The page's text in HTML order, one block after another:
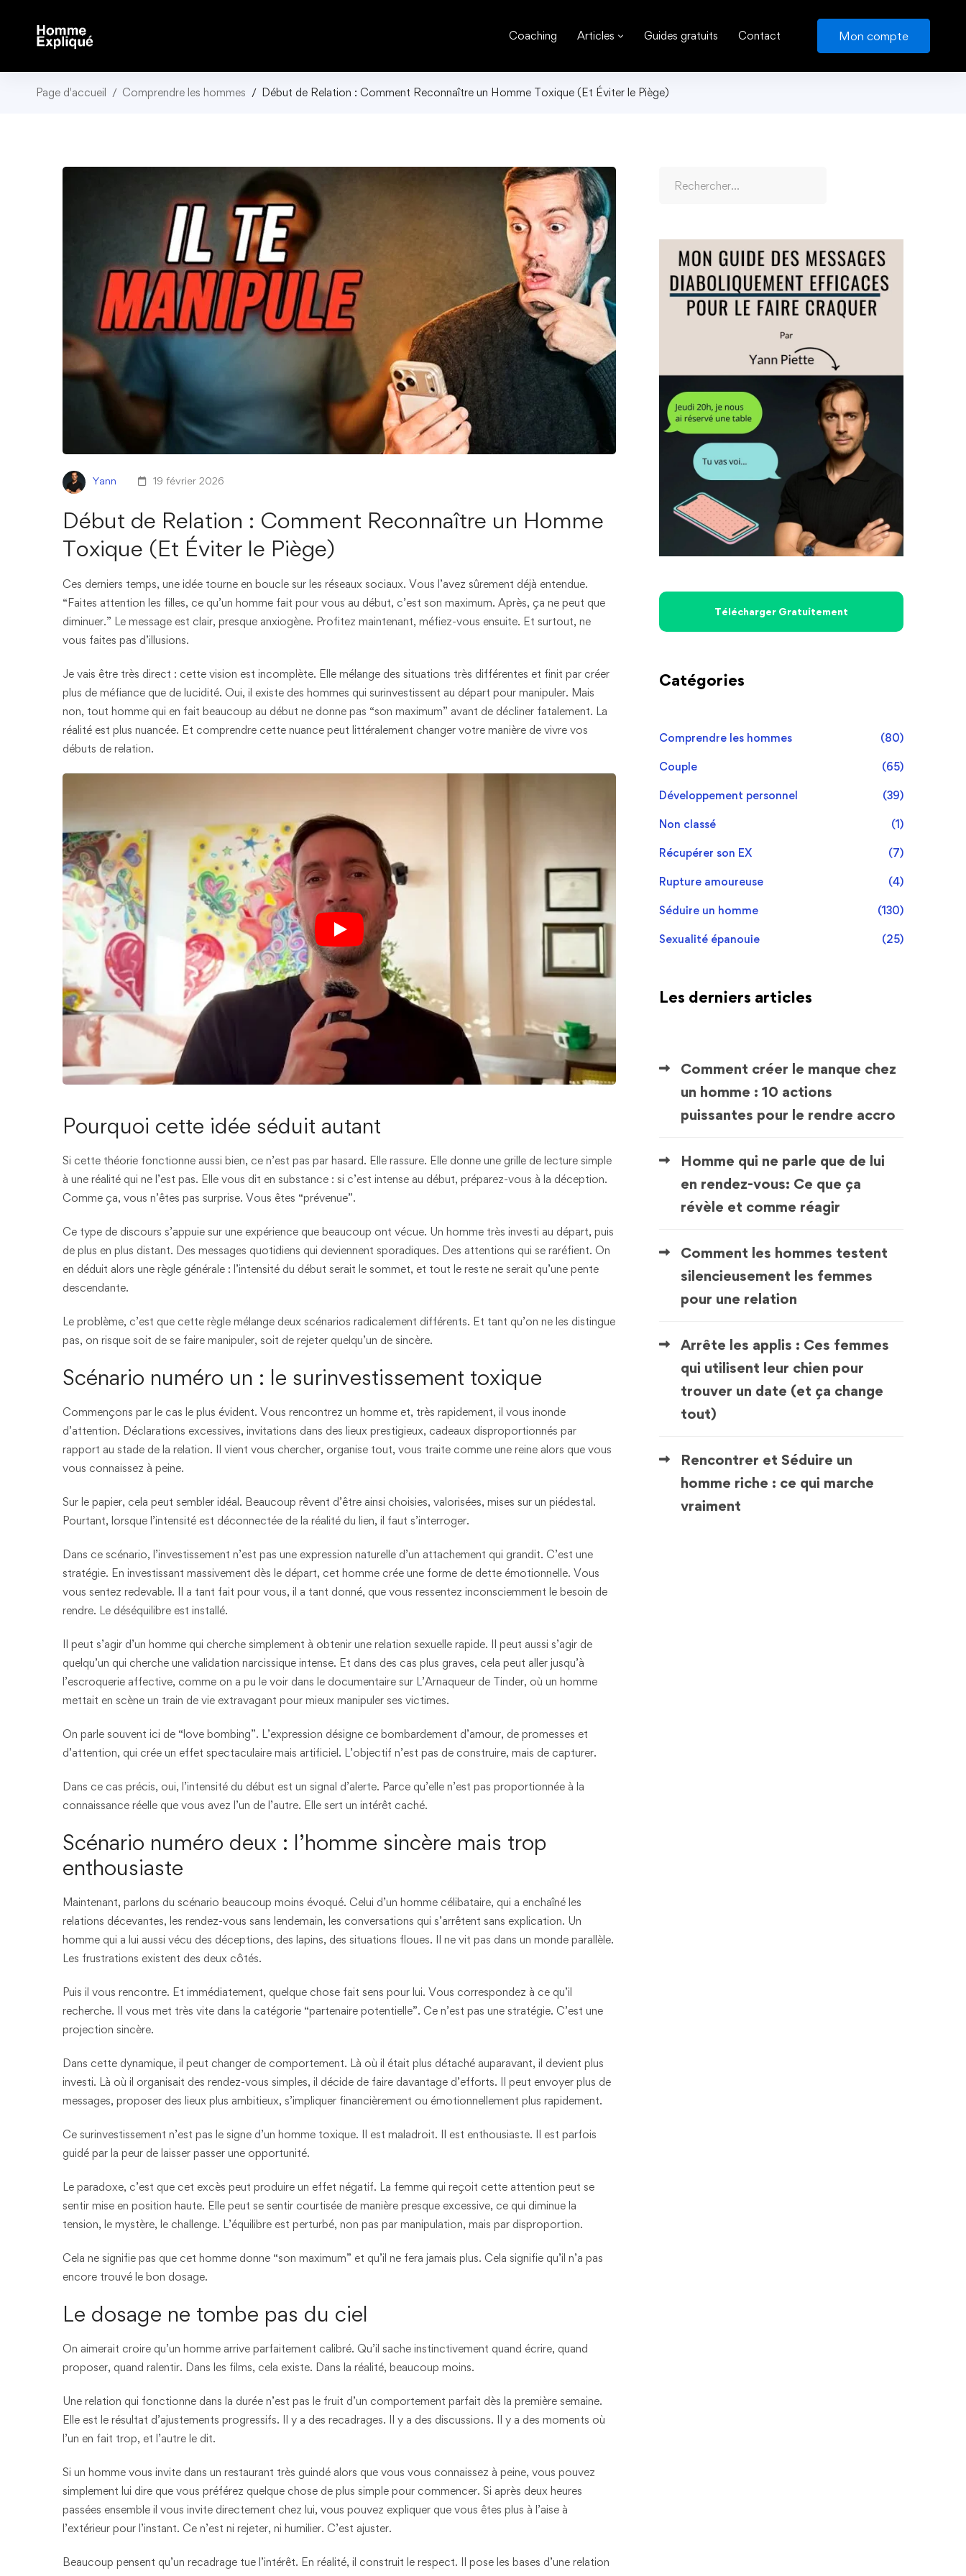
Coaching Articles Guides gratuits Contact Mon compte
Page d'accueil Comprendre les hommes Début de Relation : Comment Reconnaître un Homme Toxique (Et Éviter le Piège)
Yann 19 février 2026
Début de Relation : Comment Reconnaître un Homme
Toxique (Et Éviter le Piège)
Ces derniers temps, une idée tourne en boucle sur les réseaux sociaux. Vous l’avez sûrement déjà entendue.
“Faites attention les filles, ce qu’un homme fait pour vous au début, c’est son maximum. Après, ça ne peut que
diminuer.” Le message est clair, presque anxiogène. Profitez maintenant, méfiez-vous ensuite. Et surtout, ne
vous faites pas d’illusions.
Je vais être très direct : cette vision est incomplète. Elle mélange des situations très différentes et finit par créer
plus de méfiance que de lucidité. Oui, il existe des hommes qui surinvestissent au départ pour manipuler. Mais
non, tout homme qui en fait beaucoup au début ne donne pas “son maximum” avant de décliner fatalement. La
réalité est plus nuancée. Et comprendre cette nuance peut littéralement changer votre manière de vivre vos
débuts de relation.
Pourquoi cette idée séduit autant
Si cette théorie fonctionne aussi bien, ce n’est pas par hasard. Elle rassure. Elle donne une grille de lecture simple
à une réalité qui ne l’est pas. Elle vous dit en substance : si c’est intense au début, préparez-vous à la déception.
Comme ça, vous n’êtes pas surprise. Vous êtes “prévenue”.
Ce type de discours s’appuie sur une expérience que beaucoup ont vécue. Un homme très investi au départ, puis
de plus en plus distant. Des messages quotidiens qui deviennent sporadiques. Des attentions qui se raréfient. On
en déduit alors une règle générale : l’intensité du début serait le sommet, et tout le reste ne serait qu’une pente
descendante.
Le problème, c’est que cette règle mélange deux scénarios radicalement différents. Et tant qu’on ne les distingue
pas, on risque soit de se faire manipuler, soit de rejeter quelqu’un de sincère.
Scénario numéro un : le surinvestissement toxique
Commençons par le cas le plus évident. Vous rencontrez un homme et, très rapidement, il vous inonde
d’attention. Déclarations excessives, invitations dans des lieux prestigieux, cadeaux disproportionnés par
rapport au stade de la relation. Il vient vous chercher, organise tout, vous traite comme une reine alors que vous
vous connaissez à peine.
Sur le papier, cela peut sembler idéal. Beaucoup rêvent d’être ainsi choisies, valorisées, mises sur un piédestal.
Pourtant, lorsque l’intensité est déconnectée de la réalité du lien, il faut s’interroger.
Dans ce scénario, l’investissement n’est pas une expression naturelle d’un attachement qui grandit. C’est une
stratégie. En investissant massivement dès le départ, cet homme crée une forme de dette émotionnelle. Vous
vous sentez redevable. Il a tant fait pour vous, il a tant donné, que vous ressentez inconsciemment le besoin de
rendre. Le déséquilibre est installé.
Il peut s’agir d’un homme qui cherche simplement à obtenir une relation sexuelle rapide. Il peut aussi s’agir de
quelqu’un qui cherche une validation narcissique intense. Et dans des cas plus graves, cela peut aller jusqu’à
l’escroquerie affective, comme on a pu le voir dans le documentaire sur L’Arnaqueur de Tinder, où un homme
mettait en scène un train de vie extravagant pour mieux manipuler ses victimes.
On parle souvent ici de “love bombing”. L’expression désigne ce bombardement d’amour, de promesses et
d’attention, qui crée un effet spectaculaire mais artificiel. L’objectif n’est pas de construire, mais de capturer.
Dans ce cas précis, oui, l’intensité du début est un signal d’alerte. Parce qu’elle n’est pas proportionnée à la
connaissance réelle que vous avez l’un de l’autre. Elle sert un intérêt caché.
Scénario numéro deux : l’homme sincère mais trop
enthousiaste
Maintenant, parlons du scénario beaucoup moins évoqué. Celui d’un homme célibataire, qui a enchaîné les
relations décevantes, les rendez-vous sans lendemain, les conversations qui s’arrêtent sans explication. Un
homme qui a lui aussi vécu des déceptions, des lapins, des situations floues. Il ne vit pas dans un monde parallèle.
Les frustrations existent des deux côtés.
Puis il vous rencontre. Et immédiatement, quelque chose fait sens pour lui. Vous correspondez à ce qu’il
recherche. Il vous met très vite dans la catégorie “partenaire potentielle”. Ce n’est pas une stratégie. C’est une
projection sincère.
Dans cette dynamique, il peut changer de comportement. Là où il était plus détaché auparavant, il devient plus
investi. Là où il organisait des rendez-vous simples, il décide de faire davantage d’efforts. Il peut envoyer plus de
messages, proposer des lieux plus ambitieux, s’impliquer financièrement ou émotionnellement plus rapidement.
Ce surinvestissement n’est pas le signe d’un homme toxique. Il est maladroit. Il est enthousiaste. Il est parfois
guidé par la peur de laisser passer une opportunité.
Le paradoxe, c’est que cet excès peut produire un effet négatif. La femme qui reçoit cette attention peut se
sentir mise en position haute. Elle peut se sentir courtisée de manière presque excessive, ce qui diminue la
tension, le mystère, le challenge. L’équilibre est perturbé, non pas par manipulation, mais par disproportion.
Cela ne signifie pas que cet homme donne “son maximum” et qu’il ne fera jamais plus. Cela signifie qu’il n’a pas
encore trouvé le bon dosage.
Le dosage ne tombe pas du ciel
On aimerait croire qu’un homme arrive parfaitement calibré. Qu’il sache instinctivement quand écrire, quand
proposer, quand ralentir. Dans les films, cela existe. Dans la réalité, beaucoup moins.
Une relation qui fonctionne dans la durée n’est pas le fruit d’un comportement parfait dès la première semaine.
Elle est le résultat d’ajustements progressifs. Il y a des recadrages. Il y a des discussions. Il y a des moments où
l’un en fait trop, et l’autre le dit.
Si un homme vous invite dans un restaurant très guindé alors que vous vous connaissez à peine, vous pouvez
simplement lui dire que vous préférez quelque chose de plus simple pour commencer. Si après deux heures
passées ensemble il vous invite directement chez lui, vous pouvez expliquer que vous êtes plus à l’aise à
l’extérieur pour l’instant. Ce n’est ni rejeter, ni humilier. C’est ajuster.
Beaucoup pensent qu’un recadrage tue l’intérêt. En réalité, il construit le respect. Il pose les bases d’une relation
Télécharger Gratuitement
Catégories
Comprendre les hommes (80)
Couple (65)
Développement personnel (39)
Non classé (1)
Récupérer son EX (7)
Rupture amoureuse (4)
Séduire un homme (130)
Sexualité épanouie (25)
Les derniers articles
Comment créer le manque chez
un homme : 10 actions
puissantes pour le rendre accro
Homme qui ne parle que de lui
en rendez-vous: Ce que ça
révèle et comme réagir
Comment les hommes testent
silencieusement les femmes
pour une relation
Arrête les applis : Ces femmes
qui utilisent leur chien pour
trouver un date (et ça change
tout)
Rencontrer et Séduire un
homme riche : ce qui marche
vraiment